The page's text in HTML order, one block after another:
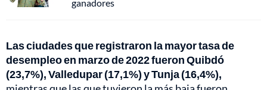
ganadores
Las ciudades que registraron la mayor tasa de
desempleo en marzo de 2022 fueron Quibdó
(23,7%), Valledupar (17,1%) y Tunja (16,4%),